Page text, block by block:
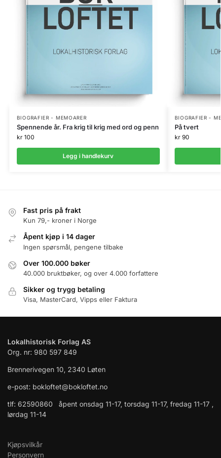
BIOGRAFIER - MEMOARER
Spennende år. Fra krig til krig med ord og penn
kr100
Legg i handlekurv
BIOGRAFIER -
På tvert
kr90
Fast pris på frakt
Kun 79,- kroner i Norge
Åpent kjøp i 14 dager
Ingen spørsmål, pengene tilbake
Over 100.000 bøker
40.000 bruktbøker, og over 4.000 forfattere
Sikker og trygg betaling
Visa, MasterCard, Vipps eller Faktura
Lokalhistorisk Forlag AS
Org. nr: 980 597 849
Brennerivegen 10, 2340 Løten
e-post: bokloftet@bokloftet.no
tlf: 62590860 åpent onsdag 11-17, torsdag 11-17, fredag 11-17 ,
lørdag 11-14
Kjøpsvilkår
Personvern